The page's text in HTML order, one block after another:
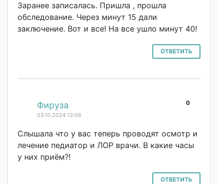
Заранее записалась. Пришла , прошла
обследование. Через минут 15 дали
заключение. Вот и все! На все ушло минут 40!
ОТВЕТИТЬ
0
Фируза
03.10.2024 13:06
Слышала что у вас теперь проводят осмотр и
лечение педиатор и ЛОР врачи. В какие часы
у них приём?!
ОТВЕТИТЬ